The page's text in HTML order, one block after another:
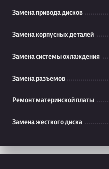
Замена привода дисков
Замена корпусных деталей
Замена системы охлаждения
Замена разъемов
Ремонт материнской платы
Замена жесткого диска